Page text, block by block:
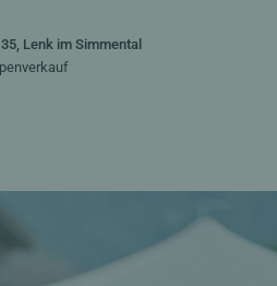
Lenk im Simmental